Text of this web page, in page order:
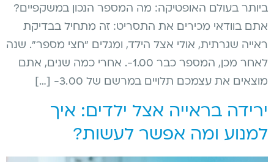
ביותר בעולם האופטיקה: מה המספר הנכון במשקפיים?
אתם בוודאי מכירים את התסריט: זה מתחיל בבדיקת
ראייה שגרתית, אולי אצל הילד, ומגלים "חצי מספר". שנה
לאחר מכן, המספר כבר 1.00-. אחרי כמה שנים, אתם
מוצאים את עצמכם תלויים במרשם של 3.00- […]
ירידה בראייה אצל ילדים: איך
למנוע ומה אפשר לעשות?